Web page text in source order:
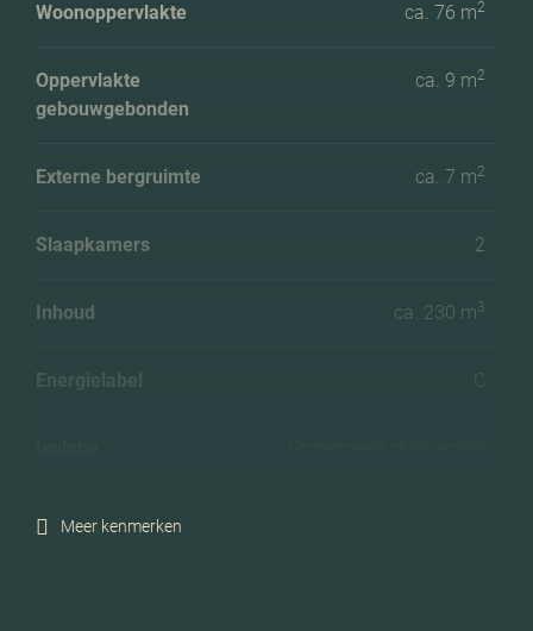
Woonoppervlakte ca. 76 m2
Oppervlakte
gebouwgebonden
ca. 9 m2
Externe bergruimte ca. 7 m2
Slaapkamers 2
Inhoud ca. 230 m3
Energielabel C
Verwarming
Meer kenmerken